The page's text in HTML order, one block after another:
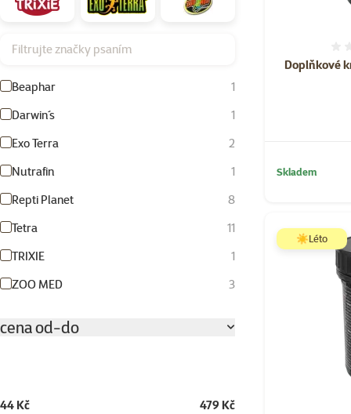
Filtrujte značky psaním
Beaphar
1
Darwin´s
1
Exo Terra
2
Nutrafin
1
Repti Planet
8
Tetra
11
TRIXIE
1
ZOO MED
3
cena od-do
44 Kč 479 Kč
Doplňkové
Skladem
☀️Léto